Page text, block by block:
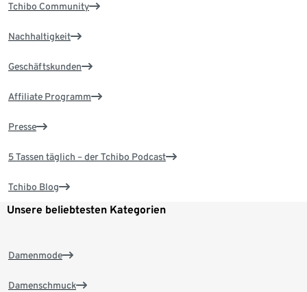
Tchibo Community
Nachhaltigkeit
Geschäftskunden
Affiliate Programm
Presse
5 Tassen täglich – der Tchibo Podcast
Tchibo Blog
Unsere beliebtesten Kategorien
Damenmode
Damenschmuck